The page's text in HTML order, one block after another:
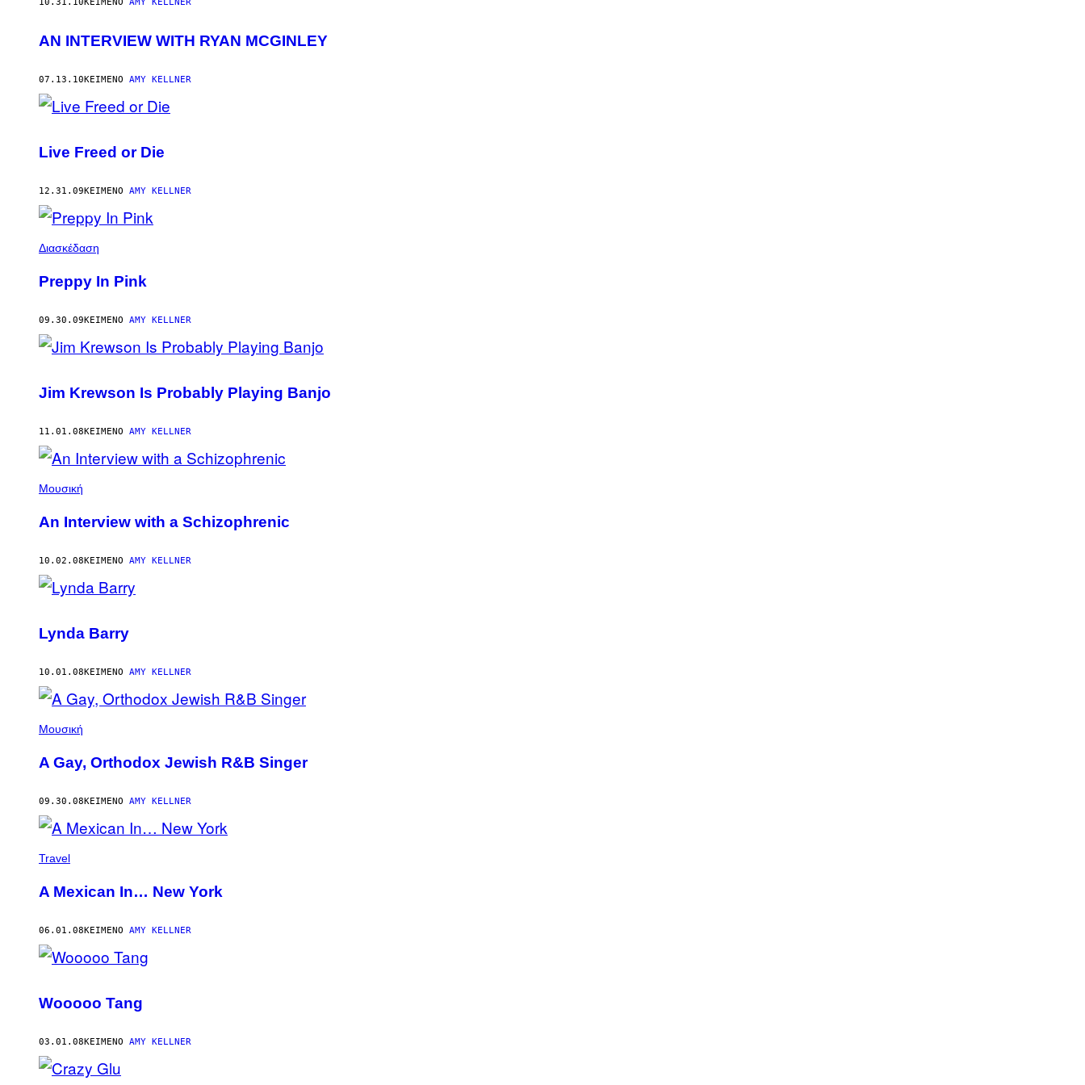
AUTHOR
10.31.10ΚΕΊΜΕΝΟ AMY KELLNER
AN INTERVIEW WITH RYAN MCGINLEY
07.13.10ΚΕΊΜΕΝΟ AMY KELLNER
Live Freed or Die
12.31.09ΚΕΊΜΕΝΟ AMY KELLNER
Διασκέδαση
Preppy In Pink
09.30.09ΚΕΊΜΕΝΟ AMY KELLNER
Jim Krewson Is Probably Playing Banjo
11.01.08ΚΕΊΜΕΝΟ AMY KELLNER
Μουσική
An Interview with a Schizophrenic
10.02.08ΚΕΊΜΕΝΟ AMY KELLNER
Lynda Barry
10.01.08ΚΕΊΜΕΝΟ AMY KELLNER
Μουσική
A Gay, Orthodox Jewish R&B Singer
09.30.08ΚΕΊΜΕΝΟ AMY KELLNER
Travel
A Mexican In… New York
06.01.08ΚΕΊΜΕΝΟ AMY KELLNER
Wooooo Tang
03.01.08ΚΕΊΜΕΝΟ AMY KELLNER